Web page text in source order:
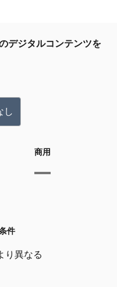
デジタルコンテンツを
し
商用
件
り異なる